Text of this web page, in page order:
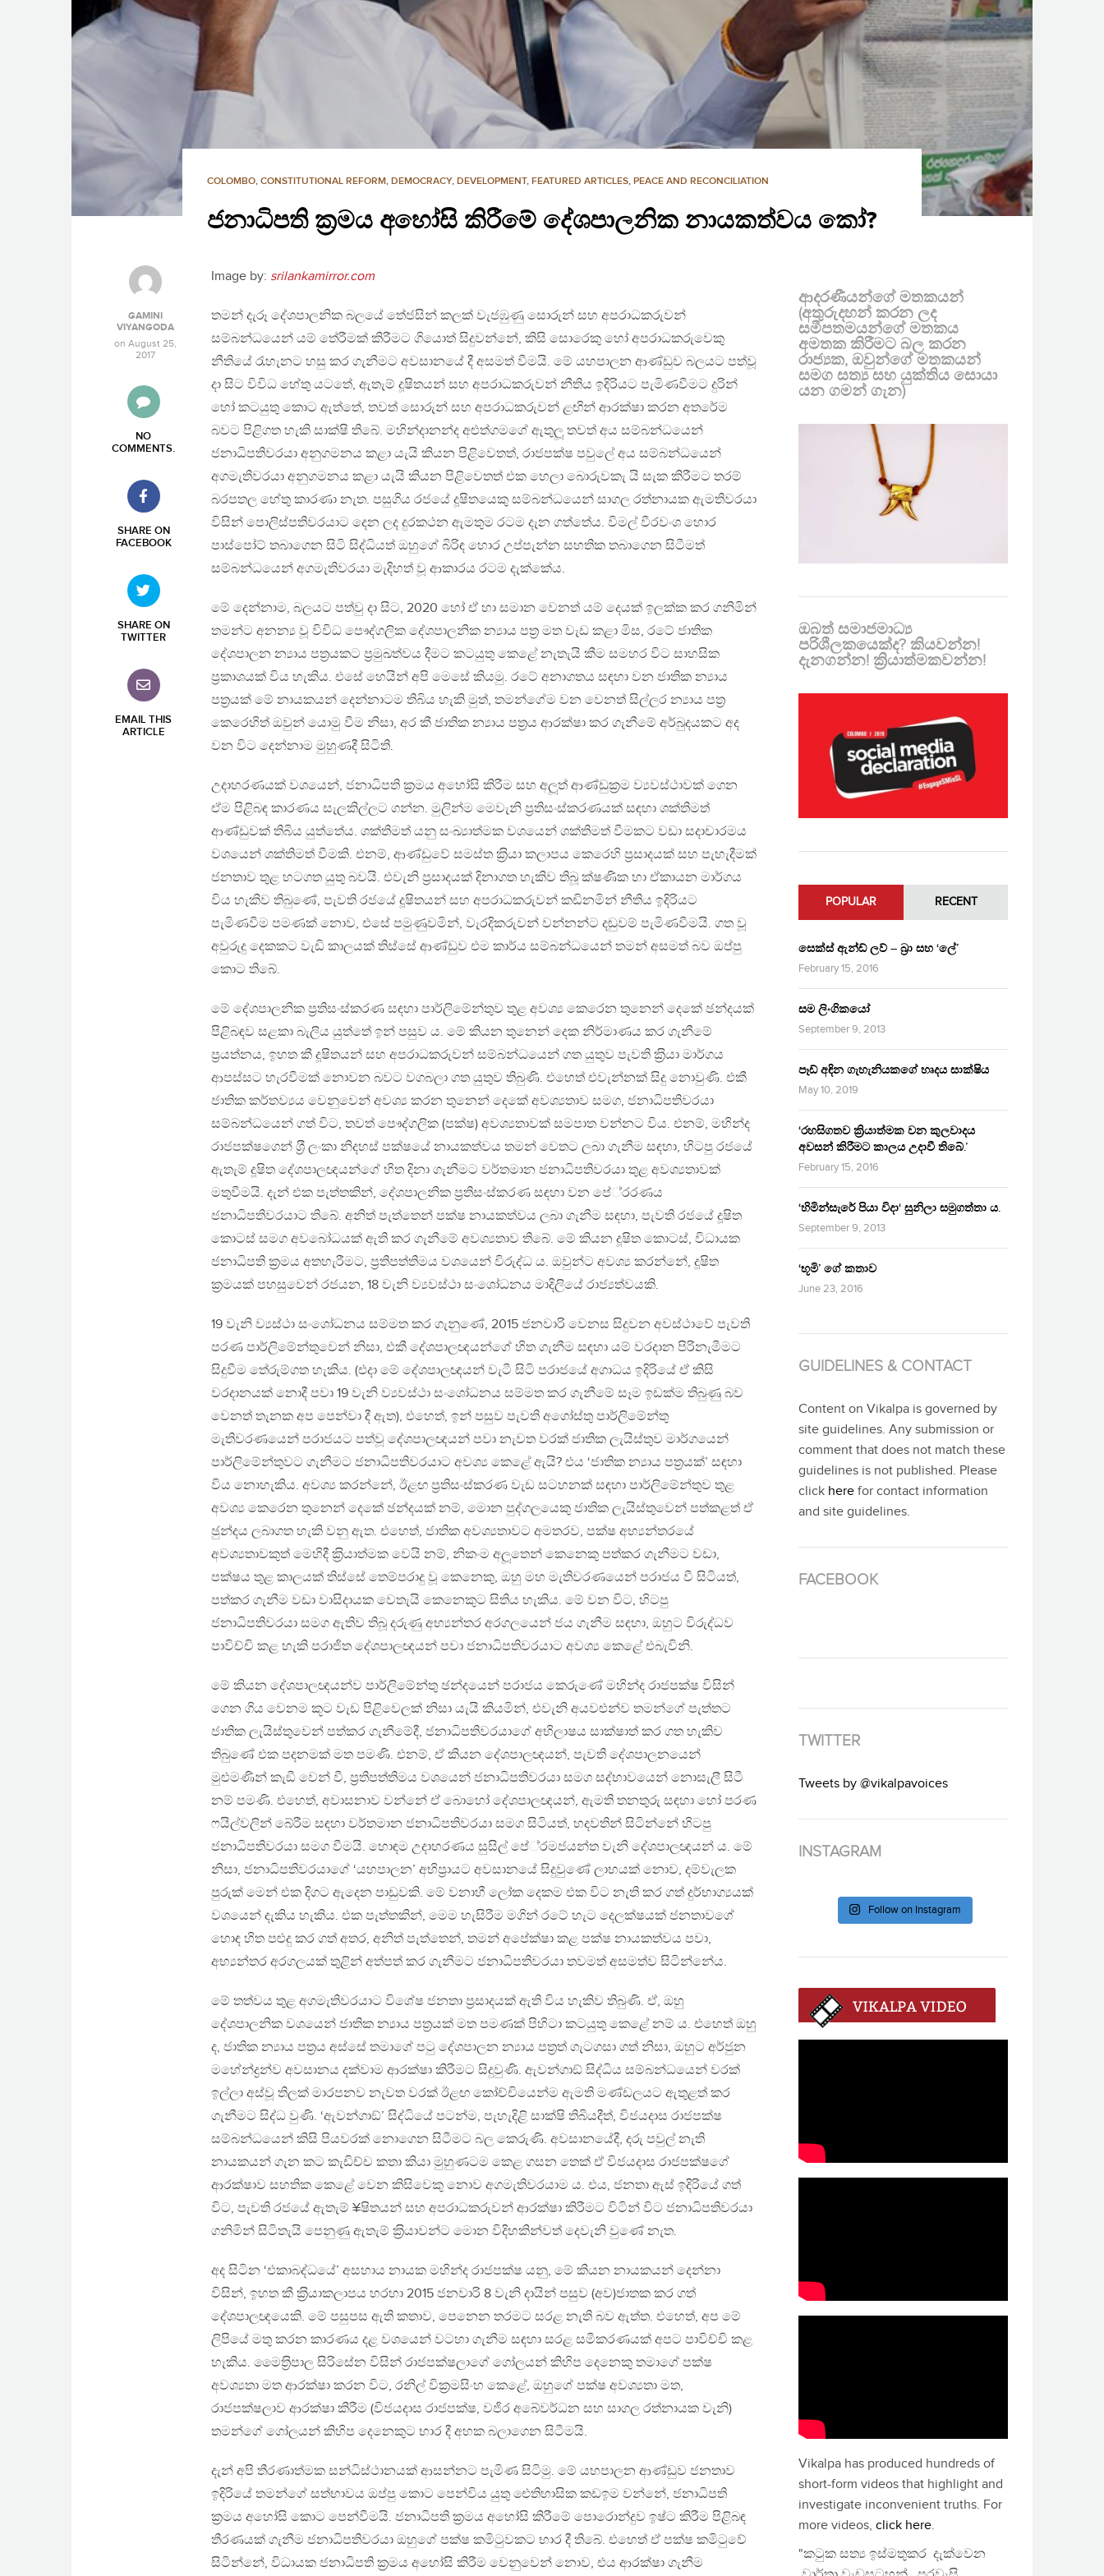
COLOMBO, CONSTITUTIONAL REFORM, DEMOCRACY, DEVELOPMENT, FEATURED ARTICLES, PEACE AND RECONCILIATION
ජනාධිපති ක‍්‍රමය අහෝසි කිරීමේ දේශපාලනික නායකත්වය කෝ?
GAMINI
VIYANGODA
on August 25,
2017
NO
COMMENTS.
SHARE ON
FACEBOOK
SHARE ON
TWITTER
EMAIL THIS
ARTICLE
Image by: srilankamirror.com
තමන් දැරූ දේශපාලනික බලයේ තේජසින් කලක් වැජඹුණු සොරුන් සහ අපරාධකරුවන්
සම්බන්ධයෙන් යම් තේරීමක් කිරීමට ගියොත් සිදුවන්නේ, කිසි සොරෙකු හෝ අපරාධකරුවෙකු
නීතියේ රැහැනට හසු කර ගැනීමට අවසානයේ දී අසමත් වීමයි. මේ යහපාලන ආණ්ඩුව බලයට පත්වූ
දා සිට විවිධ හේතු යටතේ, ඇතැම් දූෂිතයන් සහ අපරාධකරුවන් නීතිය ඉදිරියට පැමිණවීමට දුරින්
හෝ කටයුතු කොට ඇත්තේ, තවත් සොරුන් සහ අපරාධකරුවන් ළඟින් ආරක්ෂා කරන අතරේම
බවට පිළිගත හැකි සාක්ෂි තිබේ. මහින්දානන්ද අළුත්ගමගේ ඇතුලූ තවත් අය සම්බන්ධයෙන්
ජනාධිපතිවරයා අනුගමනය කළා යැයි කියන පිළිවෙතත්, රාජපක්ෂ පවුලේ අය සම්බන්ධයෙන්
අගමැතිවරයා අනුගමනය කළා යැයි කියන පිළිවෙතත් එක හෙලා බොරුවකැ යි සැක කිරීමට තරම්
බරපතල හේතු කාරණා නැත. පසුගිය රජයේ දූෂිතයෙකු සම්බන්ධයෙන් සාගල රත්නායක ඇමතිවරයා
විසින් පොලිස්පතිවරයාට දෙන ලද දුරකථන ඇමතුම රටම දැන ගත්තේය. විමල් වීරවංශ හොර
පාස්පෝට් තබාගෙන සිටි සිද්ධියත් ඔහුගේ බිරිඳ හොර උප්පැන්න සහතික තබාගෙන සිටීමත්
සම්බන්ධයෙන් අගමැතිවරයා මැදිහත් වූ ආකාරය රටම දැක්කේය.
මේ දෙන්නාම, බලයට පත්වු දා සිට, 2020 හෝ ඒ හා සමාන වෙනත් යම් දෙයක් ඉලක්ක කර ගනිමින්
තමන්ට අනන්‍ය වූ විවිධ පෞද්ගලික දේශපාලනික න්‍යාය පත‍්‍ර මත වැඩ කළා මිස, රටේ ජාතික
දේශපාලන න්‍යාය පත‍්‍රයකට ප‍්‍රමුඛත්වය දීමට කටයුතු කෙළේ නැතැයි කීම සමහර විට සාහසික
ප‍්‍රකාශයක් විය හැකිය. එසේ හෙයින් අපි මෙසේ කියමු. රටේ අනාගතය සඳහා වන ජාතික න්‍යාය
පත‍්‍රයක් මේ නායකයන් දෙන්නාටම තිබිය හැකි මුත්, තමන්ගේම වන වෙනත් සිල්ලර න්‍යාය පත‍්‍ර
කෙරෙහිත් ඔවුන් යොමු වීම නිසා, අර කී ජාතික න්‍යාය පත‍්‍රය ආරක්ෂා කර ගැනීමේ අර්බුදයකට අද
වන විට දෙන්නාම මුහුණදී සිටිති.
උදාහරණයක් වශයෙන්, ජනාධිපති ක‍්‍රමය අහෝසි කිරීම සහ අලූත් ආණ්ඩුක‍්‍රම ව්‍යවස්ථාවක් ගෙන
ඒම පිළිබඳ කාරණය සැලකිල්ලට ගන්න. මුලින්ම මෙවැනි ප‍්‍රතිසංස්කරණයක් සඳහා ශක්තිමත්
ආණ්ඩුවක් තිබිය යුත්තේය. ශක්තිමත් යනු සංඛ්‍යාත්මක වශයෙන් ශක්තිමත් වීමකට වඩා සදාචාරමය
වශයෙන් ශක්තිමත් වීමකි. එනම්, ආණ්ඩුවේ සමස්ත ක‍්‍රියා කලාපය කෙරෙහි ප‍්‍රසාදයක් සහ පැහැදීමක්
ජනතාව තුළ හටගත යුතු බවයි. එවැනි ප‍්‍රසාදයක් දිනාගත හැකිව තිබූ ක්ෂණික හා ඒකායන මාර්ගය
විය හැකිව තිබුණේ, පැවති රජයේ දූෂිතයන් සහ අපරාධකරුවන් කඩිනමින් නීතිය ඉදිරියට
පැමිණවීම පමණක් නොව, එසේ පමුණුවමින්, වැරදිකරුවන් වන්නන්ට දඬුවම් පැමිණවීමයි. ගත වූ
අවුරුදු දෙකකට වැඩි කාලයක් තිස්සේ ආණ්ඩුව එම කාර්ය සම්බන්ධයෙන් තමන් අසමත් බව ඔප්පු
කොට තිබේ.
මේ දේශපාලනික ප‍්‍රතිසංස්කරණ සඳහා පාර්ලිමේන්තුව තුළ අවශ්‍ය කෙරෙන තුනෙන් දෙකේ ඡන්දයක්
පිළිබඳව සළකා බැලිය යුත්තේ ඉන් පසුව ය. මේ කියන තුනෙන් දෙක නිර්මාණය කර ගැනීමේ
ප‍්‍රයත්නය, ඉහත කී දූෂිතයන් සහ අපරාධකරුවන් සම්බන්ධයෙන් ගත යුතුව පැවති ක‍්‍රියා මාර්ගය
ආපස්සට හැරවීමක් නොවන බවට වගබලා ගත යුතුව තිබුණි. එහෙත් එවැන්නක් සිදු නොවුණි. එකී
ජාතික කර්තව්‍යය වෙනුවෙන් අවශ්‍ය කරන තුනෙන් දෙකේ අවශ්‍යතාව සමග, ජනාධිපතිවරයා
සම්බන්ධයෙන් ගත් විට, තවත් පෞද්ගලික (පක්ෂ) අවශ්‍යතාවක් සමපාත වන්නට විය. එනම්, මහින්ද
රාජපක්ෂගෙන් ශ‍්‍රී ලංකා නිදහස් පක්ෂයේ නායකත්වය තමන් වෙතට ලබා ගැනීම සඳහා, හිටපු රජයේ
ඇතැම් දූෂිත දේශපාලඥයන්ගේ හිත දිනා ගැනීමට වර්තමාන ජනාධිපතිවරයා තුළ අවශ්‍යතාවක්
මතුවීමයි. දැන් එක පැත්තකින්, දේශපාලනික ප‍්‍රතිසංස්කරණ සඳහා වන පේ‍්‍රරණය
ජනාධිපතිවරයාට තිබේ. අනිත් පැත්තෙන් පක්ෂ නායකත්වය ලබා ගැනීම සඳහා, පැවති රජයේ දූෂිත
කොටස් සමග අවබෝධයක් ඇති කර ගැනීමේ අවශ්‍යතාව තිබේ. මේ කියන දූෂිත කොටස්, විධායක
ජනාධිපති ක‍්‍රමය අතහැරීමට, ප‍්‍රතිපත්තිමය වශයෙන් විරුද්ධ ය. ඔවුන්ට අවශ්‍ය කරන්නේ, දූෂිත
ක‍්‍රමයක් පහසුවෙන් රජයන, 18 වැනි ව්‍යවස්ථා සංශෝධනය මාදිලියේ රාජ්‍යත්වයකි.
19 වැනි ව්‍යස්ථා සංශෝධනය සම්මත කර ගැනුණේ, 2015 ජනවාරි වෙනස සිදුවන අවස්ථාවේ පැවති
පරණ පාර්ලිමේන්තුවෙන් නිසා, එකී දේශපාලඥයන්ගේ හිත ගැනීම සඳහා යම් වරදාන පිරිනැමීමට
සිදුවීම තේරුම්ගත හැකිය. (එදා මේ දේශපාලඥයන් වැටී සිටි පරාජයේ අගාධය ඉදිරියේ ඒ කිසි
වරදානයක් නොදී පවා 19 වැනි ව්‍යවස්ථා සංශෝධනය සම්මත කර ගැනීමේ සෑම ඉඩක්ම තිබුණු බව
වෙනත් තැනක අප පෙන්වා දී ඇත), එහෙත්, ඉන් පසුව පැවති අගෝස්තු පාර්ලිමේන්තු
මැතිවරණයෙන් පරාජයට පත්වූ දේශපාලඥයන් පවා නැවත වරක් ජාතික ලැයිස්තුව මාර්ගයෙන්
පාර්ලිමේන්තුවට ගැනීමට ජනාධිපතිවරයාට අවශ්‍ය කෙළේ ඇයි? එය ‘ජාතික න්‍යාය පත‍්‍රයක්’ සඳහා
විය නොහැකිය. අවශ්‍ය කරන්නේ, ඊළඟ ප‍්‍රතිසංස්කරණ වැඩ සටහනක් සඳහා පාර්ලිමේන්තුව තුළ
අවශ්‍ය කෙරෙන තුනෙන් දෙකේ ඡන්දයක් නම්, මොන පුද්ගලයෙකු ජාතික ලැයිස්තුවෙන් පත්කළත් ඒ
ඡුන්දය ලබාගත හැකි වනු ඇත. එහෙත්, ජාතික අවශ්‍යතාවට අමතරව, පක්ෂ අභ්‍යන්තරයේ
අවශ්‍යතාවකුත් මෙහිදී ක‍්‍රියාත්මක වෙයි නම්, නිකංම අලූතෙන් කෙනෙකු පත්කර ගැනීමට වඩා,
පක්ෂය තුළ කාලයක් තිස්සේ තෙම්පරාදු වූ කෙනෙකු, ඔහු මහ මැතිවරණයෙන් පරාජය වී සිටියත්,
පත්කර ගැනීම වඩා වාසිදායක වෙතැයි කෙනෙකුට සිතිය හැකිය. මේ වන විට, හිටපු
ජනාධිපතිවරයා සමග ඇතිව තිබූ දරුණු අභ්‍යන්තර අරගලයෙන් ජය ගැනීම සඳහා, ඔහුට විරුද්ධව
පාවිච්චි කළ හැකි පරාජිත දේශපාලඥයන් පවා ජනාධිපතිවරයාට අවශ්‍ය කෙළේ එබැවිනි.
මේ කියන දේශපාලඥයන්ව පාර්ලිමේන්තු ඡන්දයෙන් පරාජය කෙරුණේ මහින්ද රාජපක්ෂ විසින්
ගෙන ගිය වෙනම කූට වැඩ පිළිවෙලක් නිසා යැයි කියමින්, එවැනි අයවළුන්ව තමන්ගේ පැත්තට
ජාතික ලැයිස්තුවෙන් පත්කර ගැනීමේදී, ජනාධිපතිවරයාගේ අභිලාෂය සාක්ෂාත් කර ගත හැකිව
තිබුණේ එක පදනමක් මත පමණි. එනම්, ඒ කියන දේශපාලඥයන්, පැවති දේශපාලනයෙන්
මුළුමණින් කැඞී වෙන් වී, ප‍්‍රතිපත්තිමය වශයෙන් ජනාධිපතිවරයා සමග සද්භාවයෙන් නොසැලී සිටී
නම් පමණි. එහෙත්, අවාසනාව වන්නේ ඒ බොහෝ දේශපාලඥයන්, ඇමති තනතුරු සඳහා හෝ පරණ
ෆයිල්වලින් බේරීම සඳහා වර්තමාන ජනාධිපතිවරයා සමග සිටියත්, හදවතින් සිටින්නේ හිටපු
ජනාධිපතිවරයා සමග වීමයි. හොඳම උදාහරණය සුසිල් පේ‍්‍රමජයන්ත වැනි දේශපාලඥයන් ය. මේ
නිසා, ජනාධිපතිවරයාගේ ‘යහපාලන’ අභිප‍්‍රායට අවසානයේ සිදුවුණේ ලාභයක් නොව, දම්වැලක
පුරුක් මෙන් එක දිගට ඇදෙන පාඩුවකි. මේ වනාහී ලෝක දෙකම එක විට නැති කර ගත් දුර්භාග්‍යයක්
වශයෙන් දැකිය හැකිය. එක පැත්තකින්, මෙම හැසිරීම මගින් රටේ හැට දෙලක්ෂයක් ජනතාවගේ
හොඳ හිත පළුදු කර ගත් අතර, අනිත් පැත්තෙන්, තමන් අපේක්ෂා කළ පක්ෂ නායකත්වය පවා,
අභ්‍යන්තර අරගලයක් තුළින් අත්පත් කර ගැනීමට ජනාධිපතිවරයා තවමත් අසමත්ව සිටින්නේය.
මේ තත්වය තුළ අගමැතිවරයාට විශේෂ ජනතා ප‍්‍රසාදයක් ඇති විය හැකිව තිබුණි. ඒ, ඔහු
දේශපාලනික වශයෙන් ජාතික න්‍යාය පත‍්‍රයක් මත පමණක් පිහිටා කටයුතු කෙළේ නම් ය. එහෙත් ඔහු
ද, ජාතික න්‍යාය පත‍්‍රය අස්සේ තමාගේ පටු දේශපාලන න්‍යාය පත‍්‍රත් ගැටගසා ගත් නිසා, ඔහුට අර්ජුන
මහේන්ද්‍රන්ව අවසානය දක්වාම ආරක්ෂා කිරීමට සිදුවුණි. ඇවන්ගාඞ් සිද්ධිය සම්බන්ධයෙන් වරක්
ඉල්ලා අස්වූ තිලක් මාරපනව නැවත වරක් ඊළඟ කෝච්චියෙන්ම ඇමති මණ්ඩලයට ඇතුළත් කර
ගැනීමට සිද්ධ වුණි. ‘ඇවන්ගාඞ්’ සිද්ධියේ පටන්ම, පැහැදිළි සාක්ෂි තිබියදීත්, විජයදාස රාජපක්ෂ
සම්බන්ධයෙන් කිසි පියවරක් නොගෙන සිටීමට බල කෙරුණි. අවසානයේදී, දරු පවුල් නැති
නායකයන් ගැන කට කැඩිච්ච කතා කියා මුහුණටම කෙළ ගසන තෙක් ඒ විජයදාස රාජපක්ෂගේ
ආරක්ෂාව සහතික කෙළේ වෙන කිසිවෙකු නොව අගමැතිවරයාම ය. එය, ජනතා ඇස් ඉදිරියේ ගත්
විට, පැවති රජයේ ඇතැම් ¥ෂිතයන් සහ අපරාධකරුවන් ආරක්ෂා කිරීමට විටින් විට ජනාධිපතිවරයා
ගනිමින් සිටිතැයි පෙනුණු ඇතැම් ක‍්‍රියාවන්ට මොන විදිහකින්වත් දෙවැනි වුණේ නැත.
අද සිටින ‘එකාබද්ධයේ’ අසහාය නායක මහින්ද රාජපක්ෂ යනු, මේ කියන නායකයන් දෙන්නා
විසින්, ඉහත කී ක‍්‍රියාකලාපය හරහා 2015 ජනවාරි 8 වැනි දායින් පසුව (අව)ජාතක කර ගත්
දේශපාලඥයෙකි. මේ පසුපස ඇති කතාව, පෙනෙන තරමට සරළ නැති බව ඇත්ත. එහෙත්, අප මේ
ලිපියේ මතු කරන කාරණය දළ වශයෙන් වටහා ගැනීම සඳහා සරළ සමීකරණයක් අපට පාවිච්චි කළ
හැකිය. මෛත‍්‍රිපාල සිරිසේන විසින් රාජපක්ෂලාගේ ගෝලයන් කිහිප දෙනෙකු තමාගේ පක්ෂ
අවශ්‍යතා මත ආරක්ෂා කරන විට, රනිල් වික‍්‍රමසිංහ කෙළේ, ඔහුගේ පක්ෂ අවශ්‍යතා මත,
රාජපක්ෂලාව ආරක්ෂා කිරීම (විජයදාස රාජපක්ෂ, වජිර අබේවර්ධන සහ සාගල රත්නායක වැනි)
තමන්ගේ ගෝලයන් කිහිප දෙනෙකුට භාර දී අහක බලාගෙන සිටීමයි.
දැන් අපි තීරණාත්මක සන්ධිස්ථානයක් ආසන්නට පැමිණ සිටිමු. මේ යහපාලන ආණ්ඩුව ජනතාව
ඉදිරියේ තමන්ගේ සත්භාවය ඔප්පු කොට පෙන්විය යුතු ඓතිහාසික කඩඉම වන්නේ, ජනාධිපති
ක‍්‍රමය අහෝසි කොට පෙන්වීමයි. ජනාධිපති ක‍්‍රමය අහෝසි කිරීමේ පොරොන්දුව ඉෂ්ට කිරීම පිළිබඳ
තීරණයක් ගැනීම ජනාධිපතිවරයා ඔහුගේ පක්ෂ කමිටුවකට භාර දී තිබේ. එහෙත් ඒ පක්ෂ කමිටුවේ
සිටින්නේ, විධායක ජනාධිපති ක‍්‍රමය අහෝසි කිරීම වෙනුවෙන් නොව, එය ආරක්ෂා ගැනීම
ආදරණීයන්ගේ මතකයන්
(අතුරුදහන් කරන ලද
සමීපතමයන්ගේ මතකය
අමතක කිරීමට බල කරන
රාජ්‍යක, ඔවුන්ගේ මතකයන්
සමග සත්‍ය සහ යුක්තිය සොයා
යන ගමන් ගැන)
ඔබත් සමාජමාධ්‍ය
පරිශීලකයෙක්ද? කියවන්න!
දැනගන්න! ක්‍රියාත්මකවන්න!
POPULAR RECENT
සෙක්ස් ඇන්ඩ් ලව් – බ්‍රා සහ ‘ලේ’
February 15, 2016
සම ලිංගිකයෝ
September 9, 2013
පෑඩ් අඳින ගැහැනියකගේ හෘදය සාක්ෂිය
May 10, 2019
‘රහසිගතව ක්‍රියාත්මක වන කුලවාදය
අවසන් කිරීමට කාලය උදාවී තිබේ.’
February 15, 2016
‘හිමින්සැරේ පියා විදා‘ සුනිලා සමුගත්තා ය.
September 9, 2013
‘භූමි’ ගේ කතාව
June 23, 2016
GUIDELINES & CONTACT
Content on Vikalpa is governed by
site guidelines. Any submission or
comment that does not match these
guidelines is not published. Please
click here for contact information
and site guidelines.
FACEBOOK
TWITTER
Tweets by @vikalpavoices
INSTAGRAM
Follow on Instagram
Vikalpa has produced hundreds of
short-form videos that highlight and
investigate inconvenient truths. For
more videos, click here.
"කටුක සත්‍ය ඉස්මතුකර දැක්වෙන